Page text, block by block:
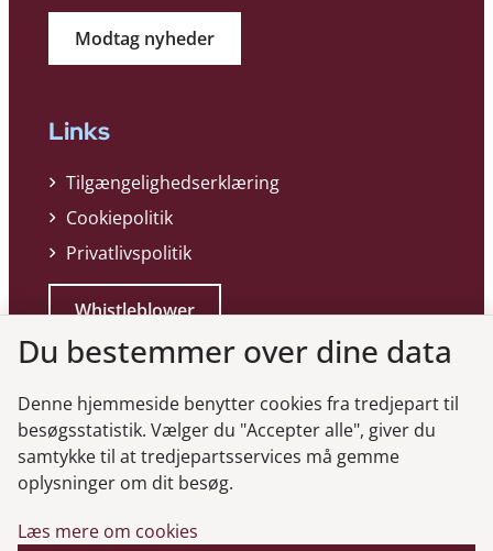
Modtag nyheder
Links
Tilgængelighedserklæring
Cookiepolitik
Privatlivspolitik
Whistleblower
Genveje
Gå til virksomhedsregisteret
Du bestemmer over dine data
Denne hjemmeside benytter cookies fra tredjepart til
besøgsstatistik. Vælger du "Accepter alle", giver du
samtykke til at tredjepartsservices må gemme
oplysninger om dit besøg.
Læs mere om cookies